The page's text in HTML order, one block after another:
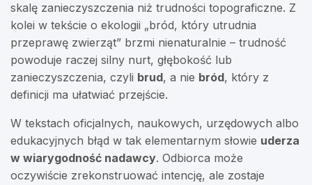
skalę zanieczyszczenia niż trudności topograficzne. Z
kolei w tekście o ekologii „bród, który utrudnia
przeprawę zwierząt” brzmi nienaturalnie – trudność
powoduje raczej silny nurt, głębokość lub
zanieczyszczenia, czyli brud, a nie bród, który z
definicji ma ułatwiać przejście.
W tekstach oficjalnych, naukowych, urzędowych albo
edukacyjnych błąd w tak elementarnym słowie uderza
w wiarygodność nadawcy. Odbiorca może
oczywiście zrekonstruować intencję, ale zostaje